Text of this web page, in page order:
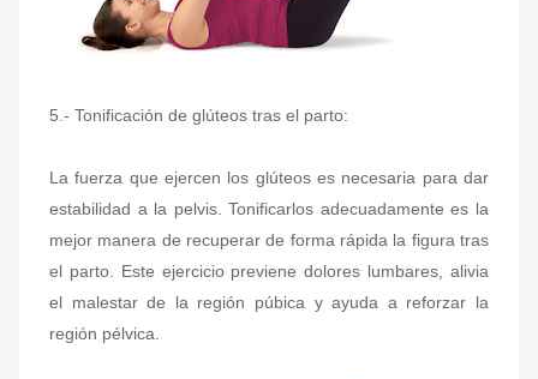
5.- Tonificación de glúteos tras el parto:
La fuerza que ejercen los glúteos es necesaria para dar
estabilidad a la pelvis. Tonificarlos adecuadamente es la
mejor manera de recuperar de forma rápida la figura tras
el parto. Este ejercicio previene dolores lumbares, alivia
el malestar de la región púbica y ayuda a reforzar la
región pélvica.